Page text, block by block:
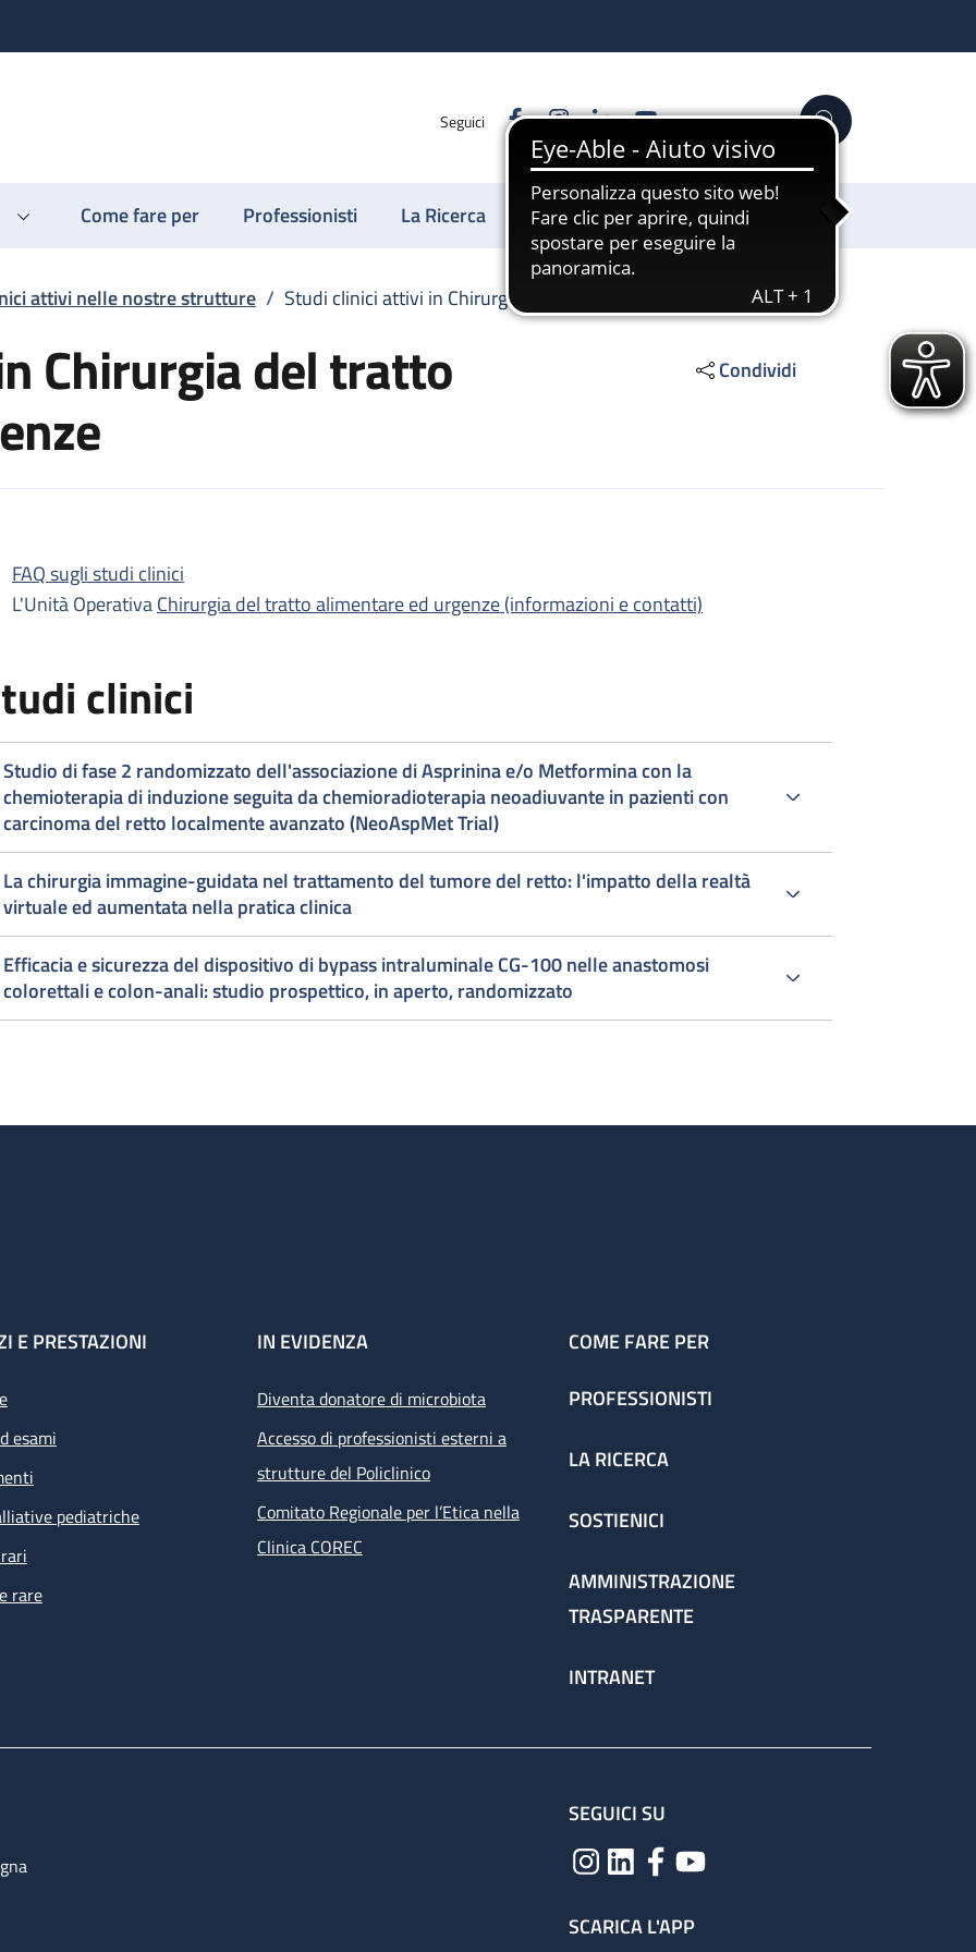
Seguici FacebookInstagram
LinkedinYouTube Cerca
Come fare per Professionisti La Ricerca Sostienici
attivi nelle nostre strutture / Studi clinici attivi in Chirurgia del tratto alimentare ed urgenze
Chirurgia del tratto Condividi
del tratto alimentare ed urgenze
del tratto alimentare ed urgenze
FAQ sugli studi clinici
L'Unità OperativaChirurgia del tratto alimentare ed urgenze (informazioni e contatti)
clinici
Studio di fase 2 randomizzato dell'associazione di Asprinina e/o Metformina con la
chemioterapia di induzione seguita da chemioradioterapia neoadiuvante in pazienti con
carcinoma del retto localmente avanzato (NeoAspMet Trial)
La chirurgia immagine-guidata nel trattamento del tumore del retto: l'impatto della realtà
virtuale ed aumentata nella pratica clinica
Efficacia e sicurezza del dispositivo di bypass intraluminale CG-100 nelle anastomosi
colorettali e colon-anali: studio prospettico, in aperto, randomizzato
E PRESTAZIONI
esami
pediatriche
rare
IN EVIDENZA
Diventa donatore di microbiota
Accesso di professionisti esterni a
strutture del Policlinico
Comitato Regionale per l’Etica nella
Clinica COREC
COME FARE PER
PROFESSIONISTI
LA RICERCA
SOSTIENICI
AMMINISTRAZIONE
TRASPARENTE
INTRANET
SEGUICI SU
SCARICA L'APP